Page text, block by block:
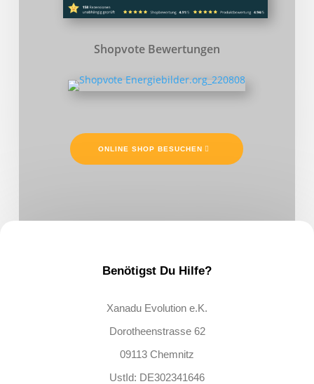
Shopvote Bewertungen
ONLINE SHOP BESUCHEN
Benötigst Du Hilfe?
Xanadu Evolution e.K.
Dorotheenstrasse 62
09113 Chemnitz
UstId: DE302341646